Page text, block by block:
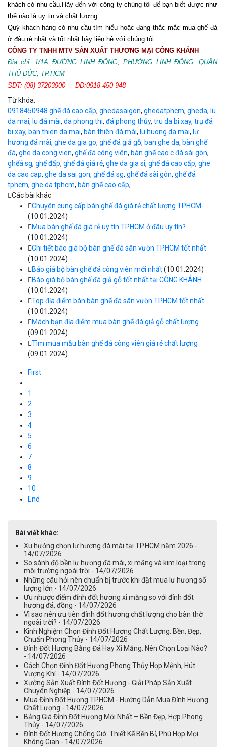
khách có nhu cầu.Hãy đến với công ty chúng tôi để bạn biết được như
thế nào là uy tin và chất lượng.
Quý khách hàng có nhu cầu tìm hiểu hoặc đang thắc mắc mua ghế đá
ở đâu rẻ nhất và tốt nhất hãy liên hệ với chúng tôi :
CÔNG TY TNHH MTV SẢN XUẤT THƯƠNG MẠI CÔNG KHÁNH
Địa chỉ: 1/1A ĐƯỜNG LINH ĐÔNG, PHƯỜNG LINH ĐÔNG, QUẬN
THỦ ĐỨC, TP.HCM
SĐT: (08) 37203900 DD:0918 450 948
Từ khóa:
0918450948 ghế đá cao cấp, ghedasaigon, ghedatphcm, gheda, lu
da mai, lu đá mài, da phong thi, đá phong thủy, tru da bi xay, trụ đá
bi xay, ban thien da mai, bàn thiên đá mài, lu huong da mai, lư
hương đá mài, ghe da gia go, ghế đá giả gỗ, ban ghe da, bàn ghế
đá, ghe da cong vien, ghế đá công viên, bàn ghế cao c đá sài gòn,
ghếá sg, ghế đấp, ghế đá giá rẻ, ghe da gia si, ghế đá cao cấp, ghe
da cao cap, ghe da sai gon, ghế đá sg, ghế đá sài gòn, ghế đá
tphcm, ghe da tphcm, bàn ghế cao cấp,
Các bài khác
Chuyên cung cấp bàn ghế đá giá rẻ chất lượng TPHCM
(10.01.2024)
Mua bàn ghế đá giá rẻ uy tín TPHCM ở đâu uy tín?
(10.01.2024)
Chi tiết báo giá bộ bàn ghế đá sân vườn TPHCM tốt nhất
(10.01.2024)
Báo giá bộ bàn ghế đá công viên mới nhất(10.01.2024)
Báo giá bộ bàn ghế đá giả gỗ tốt nhất tại CÔNG KHÁNH
(10.01.2024)
Top địa điểm bán bàn ghế đá sân vườn TPHCM tốt nhất
(10.01.2024)
Mách bạn địa điểm mua bàn ghế đá giả gỗ chất lượng
(09.01.2024)
Tìm mua mẫu bàn ghế đá công viên giá rẻ chất lượng
(09.01.2024)
First
1
2
3
4
5
6
7
8
9
10
End
Bài viết khác:
Xu hướng chọn lư hương đá mài tại TP.HCM năm 2026 -
14/07/2026
So sánh độ bền lư hương đá mài, xi măng và kim loại trong
môi trường ngoài trời - 14/07/2026
Những câu hỏi nên chuẩn bị trước khi đặt mua lư hương số
lượng lớn - 14/07/2026
Ưu nhược điểm đỉnh đốt hương xi măng so với đỉnh đốt
hương đá, đồng - 14/07/2026
Vì sao nên ưu tiên đỉnh đốt hương chất lượng cho bàn thờ
ngoài trời? - 14/07/2026
Kinh Nghiệm Chọn Đỉnh Đốt Hương Chất Lượng: Bền, Đẹp,
Chuẩn Phong Thủy - 14/07/2026
Đỉnh Đốt Hương Bằng Đá Hay Xi Măng: Nên Chọn Loại Nào?
- 14/07/2026
Cách Chọn Đỉnh Đốt Hương Phong Thủy Hợp Mệnh, Hút
Vượng Khí - 14/07/2026
Xưởng Sản Xuất Đỉnh Đốt Hương - Giải Pháp Sản Xuất
Chuyên Nghiệp - 14/07/2026
Mua Đỉnh Đốt Hương TPHCM - Hướng Dẫn Mua Đỉnh Hương
Chất Lượng - 14/07/2026
Bảng Giá Đỉnh Đốt Hương Mới Nhất – Bền Đẹp, Hợp Phong
Thủy - 14/07/2026
Đỉnh Đốt Hương Chống Gió: Thiết Kế Bền Bỉ, Phù Hợp Mọi
Không Gian - 14/07/2026